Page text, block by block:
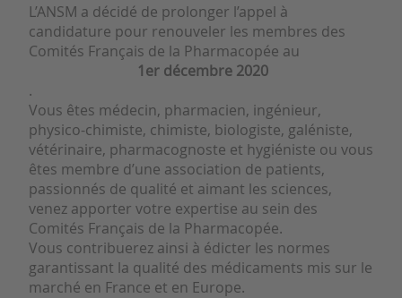
ACADEMIES
EXPERTS
PRESS REVIEWS
CONGRESSES IN BRIEF
L’ANSM a décidé de prolonger l’appel à
candidature pour renouveler les membres des
Comités Français de la Pharmacopée au
1er décembre 2020
.
Vous êtes médecin, pharmacien, ingénieur,
physico-chimiste, chimiste, biologiste, galéniste,
vétérinaire, pharmacognoste et hygiéniste ou vous
êtes membre d’une association de patients,
passionnés de qualité et aimant les sciences,
venez apporter votre expertise au sein des
Comités Français de la Pharmacopée.
Vous contribuerez ainsi à édicter les normes
garantissant la qualité des médicaments mis sur le
marché en France et en Europe.